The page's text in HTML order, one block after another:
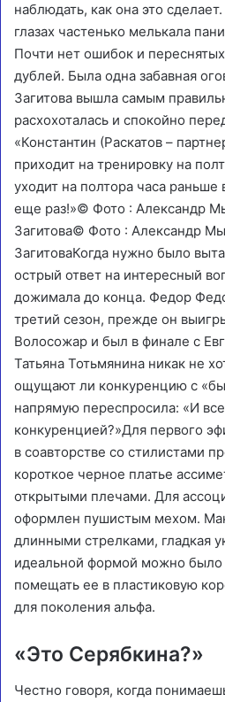
наблюдать, как она это
глазах частенько мелькала
Почти нет ошибок и
дублей. Была одна забавная
Загитова вышла самым
расхохоталась и спокойно
«Константин (Раскатов –
приходит на тренировку на
уходит на полтора часа раньше
еще раз!»© Фото : Александр
Загитова© Фото : Александр
ЗагитоваКогда нужно было
острый ответ на интересный
дожимала до конца. Федор
третий сезон, прежде он
Волосожар и был в финале с
Татьяна Тотьмянина никак не
ощущают ли конкуренцию с
напрямую переспросила: «И
конкуренцией?»Для первого
в соавторстве со стилистами
короткое черное платье
открытыми плечами. Для
оформлен пушистым мехом.
длинными стрелками, гладкая
идеальной формой можно было
помещать ее в пластиковую
для поколения альфа.
«Это Серябкина?»
Честно говоря, когда